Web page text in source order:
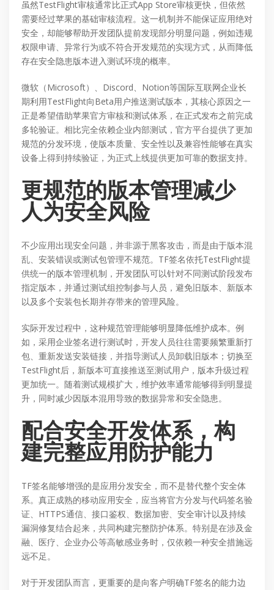
虽然TestFlight审核通常比正式App Store审核更快，但依然
需要经过苹果的基础审核流程。这一机制并不能保证应用绝对
安全，却能够帮助开发团队提前发现部分明显问题，例如违规
权限申请、异常行为或不符合开发规范的实现方式，从而降低
存在安全隐患版本进入测试环境的概率。
微软（Microsoft）、Discord、Notion等国际互联网企业长
期利用TestFlight向Beta用户推送测试版本，其核心原因之一
正是希望借助苹果官方审核和测试体系，在正式发布之前完成
多轮验证。相比完全依赖企业内部测试，官方平台提供了更加
规范的分发环境，使版本质量、安全性以及兼容性能够在真实
设备上得到持续验证，为正式上线提供更加可靠的数据支持。
更规范的版本管理减少
人为安全风险
不少应用出现安全问题，并非源于黑客攻击，而是由于版本混
乱、安装错误或测试包管理不规范。TF签名依托TestFlight提
供统一的版本管理机制，开发团队可以针对不同测试阶段发布
指定版本，并通过测试组控制参与人员，避免旧版本、新版本
以及多个安装包长期并存带来的管理风险。
实际开发过程中，这种规范管理能够明显降低维护成本。例
如，采用企业签名进行测试时，开发人员往往需要频繁重新打
包、重新发送安装链接，并指导测试人员卸载旧版本；切换至
TestFlight后，新版本可直接推送至测试用户，版本升级过程
更加统一。随着测试规模扩大，维护效率通常能够得到明显提
升，同时减少因版本混用导致的数据异常和安全隐患。
配合安全开发体系，构
建完整应用防护能力
TF签名能够增强的是应用分发安全，而不是替代整个安全体
系。真正成熟的移动应用安全，应当将官方分发与代码签名验
证、HTTPS通信、接口鉴权、数据加密、安全审计以及持续
漏洞修复结合起来，共同构建完整防护体系。特别是在涉及金
融、医疗、企业办公等高敏感业务时，仅依赖一种安全措施远
远不足。
对于开发团队而言，更重要的是向客户明确TF签名的能力边